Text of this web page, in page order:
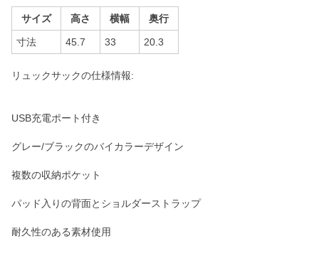
サイズ 高さ 横幅 奥行
寸法 45.7 33 20.3
リュックサックの仕様情報:
USB充電ポート付き
グレー/ブラックのバイカラーデザイン
複数の収納ポケット
パッド入りの背面とショルダーストラップ
耐久性のある素材使用